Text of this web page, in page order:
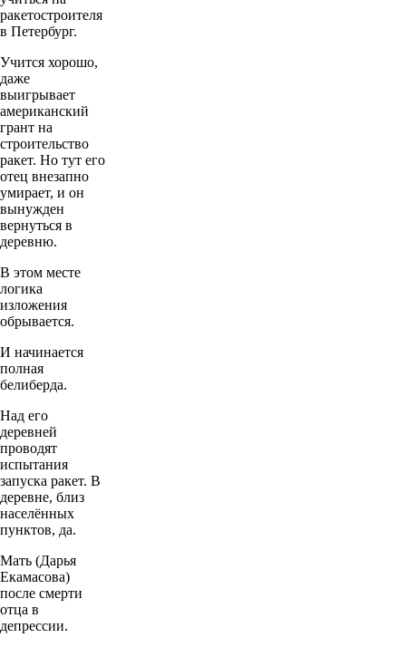
ракетостроителя
в Петербург.
Учится хорошо,
даже
выигрывает
американский
грант на
строительство
ракет. Но тут его
отец внезапно
умирает, и он
вынужден
вернуться в
деревню.
В этом месте
логика
изложения
обрывается.
И начинается
полная
белиберда.
Над его
деревней
проводят
испытания
запуска ракет. В
деревне, близ
населённых
пунктов, да.
Мать (Дарья
Екамасова)
после смерти
отца в
депрессии.